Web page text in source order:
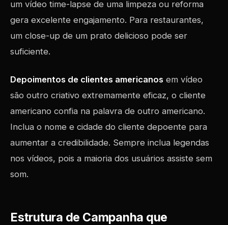
um vídeo time-lapse de uma limpeza ou reforma
gera excelente engajamento. Para restaurantes,
um close-up de um prato delicioso pode ser
suficiente.
Depoimentos de clientes americanos em vídeo
são outro criativo extremamente eficaz, o cliente
americano confia na palavra de outro americano.
Inclua o nome e cidade do cliente depoente para
aumentar a credibilidade. Sempre inclua legendas
nos vídeos, pois a maioria dos usuários assiste sem
som.
Estrutura de Campanha que